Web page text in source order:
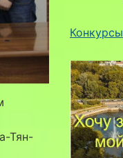
Тян-
Конкурсы